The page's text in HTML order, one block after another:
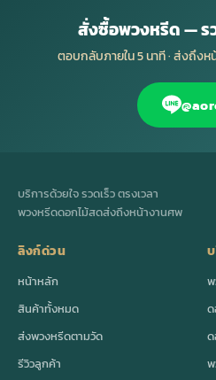
สั่งซื้อพวงหรีด — ร
ตอบกลับภายใน 5 นาที · ส่งถึงห
บริการด้วยใจ รวดเร็ว ตรงเวลา
พวงหรีดดอกไม้สดส่งถึงหน้างานศพ
ลิงก์ด่วน
หน้าหลัก
สินค้าทั้งหมด
ส่งพวงหรีดตามวัด
รีวิวลูกค้า
ด